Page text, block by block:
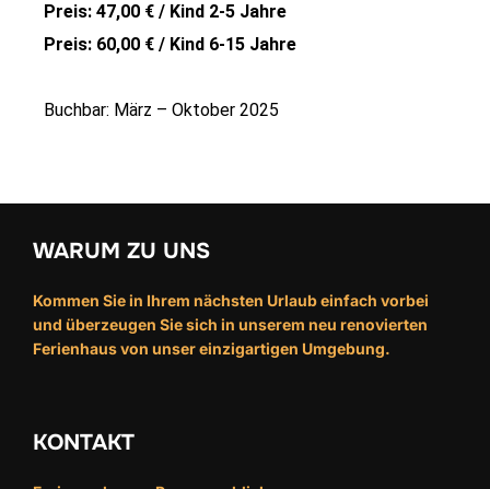
Preis: 47,00 € / Kind 2-5 Jahre
Preis: 60,00 € / Kind 6-15 Jahre
Buchbar: März – Oktober 2025
WARUM ZU UNS
Kommen Sie in Ihrem nächsten Urlaub einfach vorbei
und überzeugen Sie sich in unserem neu renovierten
Ferienhaus von unser einzigartigen Umgebung.
KONTAKT